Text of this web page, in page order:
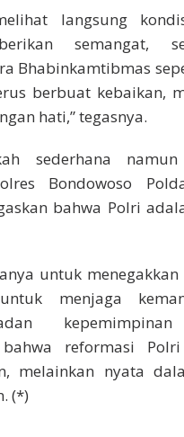
langsung
semangat,
Bhabinkamtibmas
berbuat kebaikan,
hati,” tegasnya.
sederhana
Bondowoso
bahwa Polri
untuk menegakkan
menjaga
bahwa reformasi
melainkan nyata
(*)